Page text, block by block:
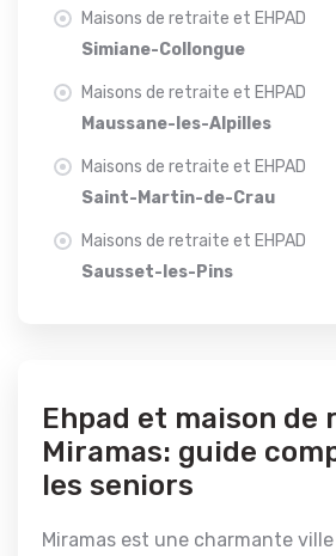
Maisons de retraite et EHPAD
Simiane-Collongue
Maisons de retraite et EHPAD
Maussane-les-Alpilles
Maisons de retraite et EHPAD
Saint-Martin-de-Crau
Maisons de retraite et EHPAD
Sausset-les-Pins
Ehpad et maison de
Miramas: guide
les seniors
Miramas est une charmante